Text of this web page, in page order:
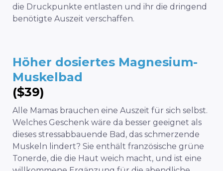
die Druckpunkte entlasten und ihr die dringend
benötigte Auszeit verschaffen.
Höher dosiertes Magnesium-
Muskelbad
($39)
Alle Mamas brauchen eine Auszeit für sich selbst.
Welches Geschenk wäre da besser geeignet als
dieses stressabbauende Bad, das schmerzende
Muskeln lindert? Sie enthält französische grüne
Tonerde, die die Haut weich macht, und ist eine